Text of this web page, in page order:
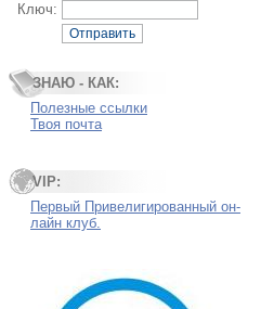
Ключ:
Отправить
ЗНАЮ - КАК:
Полезные ссылки
Твоя почта
VIP:
Первый Привелигированный он-
лайн клуб.